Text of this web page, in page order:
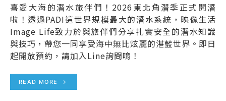
喜愛大海的潛水旅伴們！2026東北角潛季正式開潛
啦！透過PADI這世界規模最大的潛水系統，映像生活
Image Life致力於與旅伴們分享扎實安全的潛水知識
與技巧，帶您一同享受海中無比炫麗的湛藍世界。即日
起開放預約，請加入Line詢問唷！
READ MORE